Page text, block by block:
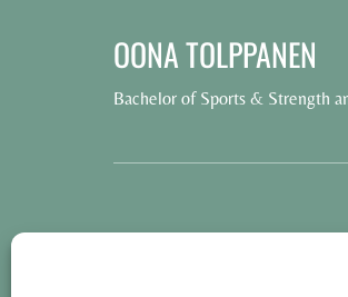
OONA TOLPPANEN
Bachelor of Sports & Strength